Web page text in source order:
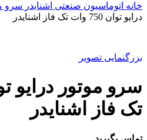
خانه اتوماسیون صنعتی اشنایدر سرو
درایو توان 750 وات تک فاز اشنایدر
بزرگنمایی تصویر
تک فاز اشنایدر